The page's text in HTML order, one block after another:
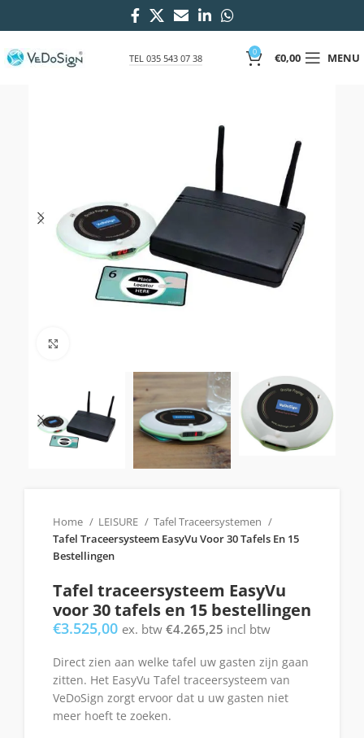
TEL 035 543 07 38
0 €0,00 MENU
Home LEISURE
Tafel Traceersystemen
Tafel Traceersysteem EasyVu Voor 30 Tafels En 15
Bestellingen
Tafel traceersysteem EasyVu
voor 30 tafels en 15 bestellingen
€3.525,00 ex. btw €4.265,25 incl btw
Direct zien aan welke tafel uw gasten zijn gaan
zitten. Het EasyVu Tafel traceersysteem van
VeDoSign zorgt ervoor dat u uw gasten niet
meer hoeft te zoeken.